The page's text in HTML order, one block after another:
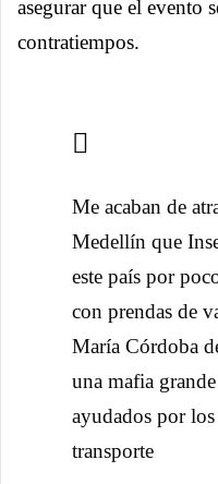
asegurar que el evento
contratiempos.
Me acaban de
Medellín que
este país por
con prendas de
María Córdoba
una mafia
ayudados por
transporte